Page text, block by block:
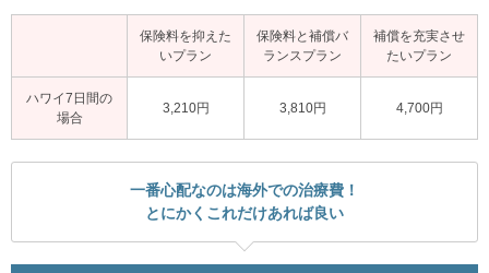
保険料を抑えた
いプラン
保険料と補償バ
ランスプラン
補償を充実させ
たいプラン
ハワイ7日間の
場合
3,210円 3,810円 4,700円
一番心配なのは海外での治療費！
とにかくこれだけあれば良い